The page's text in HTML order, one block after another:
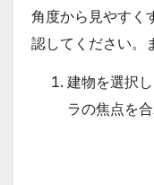
角度から見やすく
認してください。
建物を選択
ラの焦点を合